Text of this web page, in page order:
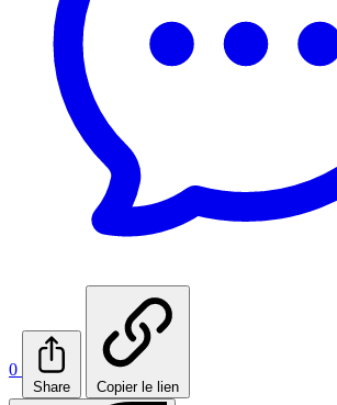
0
Share Copier le lien